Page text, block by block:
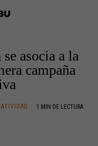
asocia a la
campaña
1 MIN DE LECTURA